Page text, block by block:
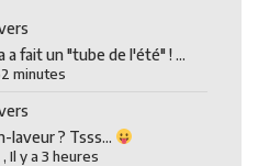
a fait un "tube de l'été" ! ...
minutes
laveur ? Tsss...
,Il y a 3 heures